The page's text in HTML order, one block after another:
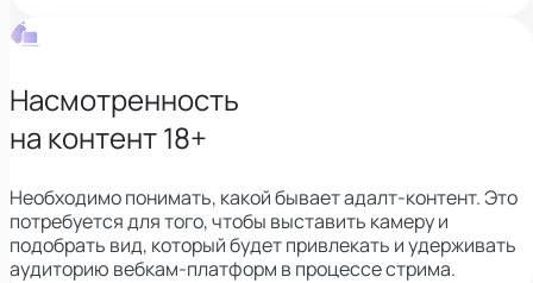
Насмотренность
на контент 18+
Необходимо понимать, какой бывает адалт-контент. Это
потребуется для того, чтобы выставить камеру и
подобрать вид, который будет привлекать и удерживать
аудиторию вебкам-платформ в процессе стрима.